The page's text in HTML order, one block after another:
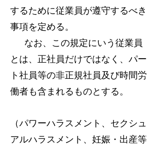
するために従業員が遵守するべき
事項を定める。
なお、この規定にいう従業員
とは、正社員だけではなく、パー
ト社員等の非正規社員及び時間労
働者も含まれるものとする。
（パワーハラスメント、セクシュ
アルハラスメント、妊娠・出産等